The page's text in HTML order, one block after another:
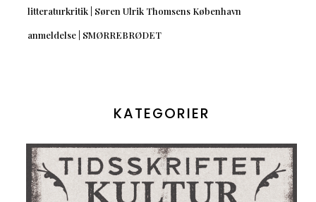
litteraturkritik | Søren Ulrik Thomsens København
anmeldelse | SMØRREBRØDET
KATEGORIER